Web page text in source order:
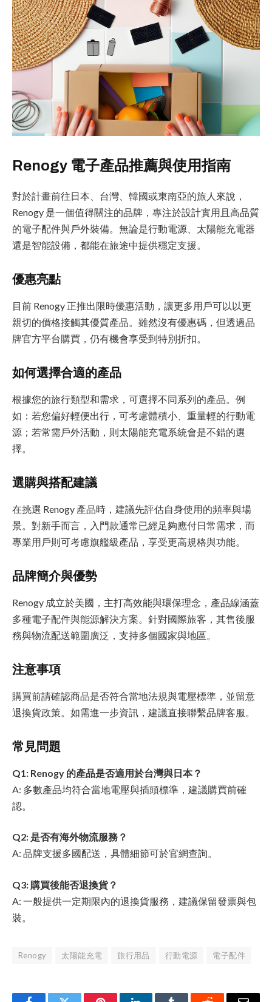
Renogy 電子產品推薦與使用指南
對於計畫前往日本、台灣、韓國或東南亞的旅人來說，
Renogy 是一個值得關注的品牌，專注於設計實用且高品質
的電子配件與戶外裝備。無論是行動電源、太陽能充電器
還是智能設備，都能在旅途中提供穩定支援。
優惠亮點
目前 Renogy 正推出限時優惠活動，讓更多用戶可以以更
親切的價格接觸其優質產品。雖然沒有優惠碼，但透過品
牌官方平台購買，仍有機會享受到特別折扣。
如何選擇合適的產品
根據您的旅行類型和需求，可選擇不同系列的產品。例
如：若您偏好輕便出行，可考慮體積小、重量輕的行動電
源；若常需戶外活動，則太陽能充電系統會是不錯的選
擇。
選購與搭配建議
在挑選 Renogy 產品時，建議先評估自身使用的頻率與場
景。對新手而言，入門款通常已經足夠應付日常需求，而
專業用戶則可考慮旗艦級產品，享受更高規格與功能。
品牌簡介與優勢
Renogy 成立於美國，主打高效能與環保理念，產品線涵蓋
多種電子配件與能源解決方案。針對國際旅客，其售後服
務與物流配送範圍廣泛，支持多個國家與地區。
注意事項
購買前請確認商品是否符合當地法規與電壓標準，並留意
退換貨政策。如需進一步資訊，建議直接聯繫品牌客服。
常見問題
Q1: Renogy 的產品是否適用於台灣與日本？
A: 多數產品均符合當地電壓與插頭標準，建議購買前確
認。
Q2: 是否有海外物流服務？
A: 品牌支援多國配送，具體細節可於官網查詢。
Q3: 購買後能否退換貨？
A: 一般提供一定期限內的退換貨服務，建議保留發票與包
裝。
Renogy 太陽能充電 旅行用品 行動電源 電子配件